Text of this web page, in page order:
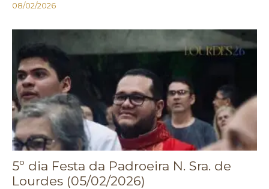
08/02/2026
5º dia Festa da Padroeira N. Sra. de
Lourdes (05/02/2026)